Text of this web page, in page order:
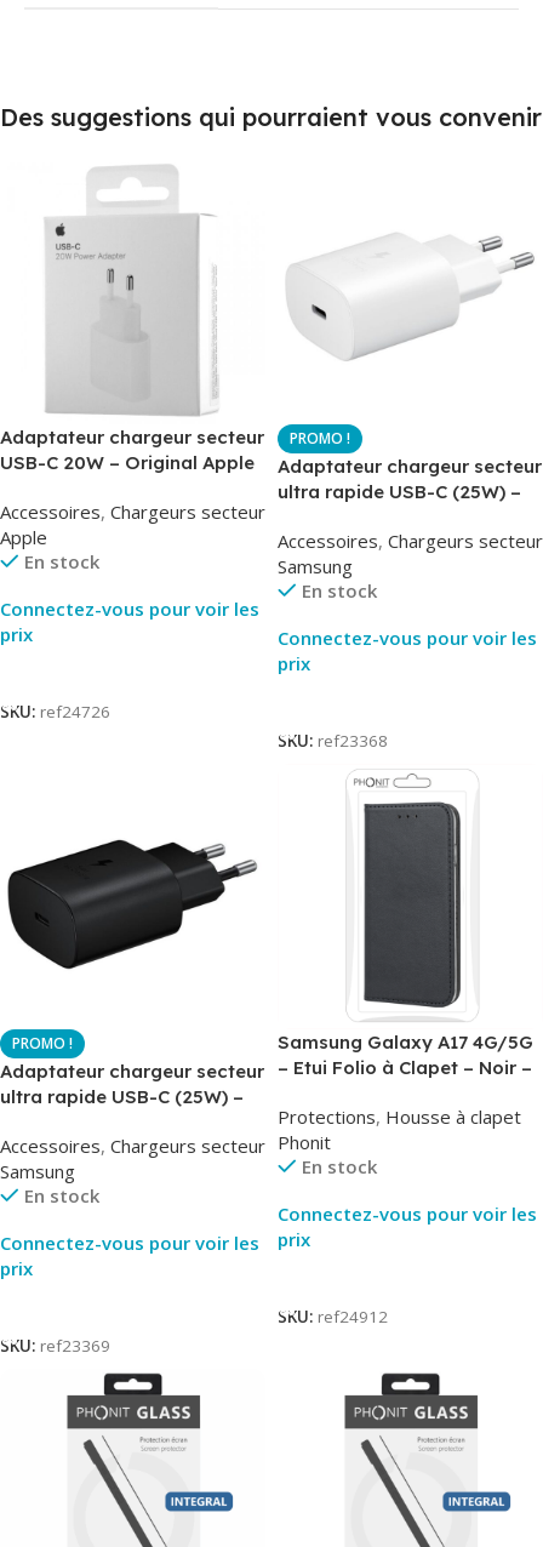
Des suggestions qui pourraient vous convenir
Adaptateur chargeur secteur
USB-C 20W – Original Apple
Original
Accessoires, Chargeurs secteur
Apple
En stock
Connectez-vous pour voir les
prix
SKU: ref24726
Adaptateur chargeur secteur
ultra rapide USB-C (25W) –
EP-TA800
Accessoires, Chargeurs secteur
Samsung
En stock
Connectez-vous pour voir les
prix
SKU: ref23368
Adaptateur chargeur secteur
ultra rapide USB-C (25W) –
TA800
Accessoires, Chargeurs secteur
Samsung
En stock
Connectez-vous pour voir les
prix
SKU: ref23369
Samsung Galaxy A17 4G/5G
– Etui Folio à Clapet – Noir –
Protections, Housse à clapet
Phonit
En stock
Connectez-vous pour voir les
prix
SKU: ref24912